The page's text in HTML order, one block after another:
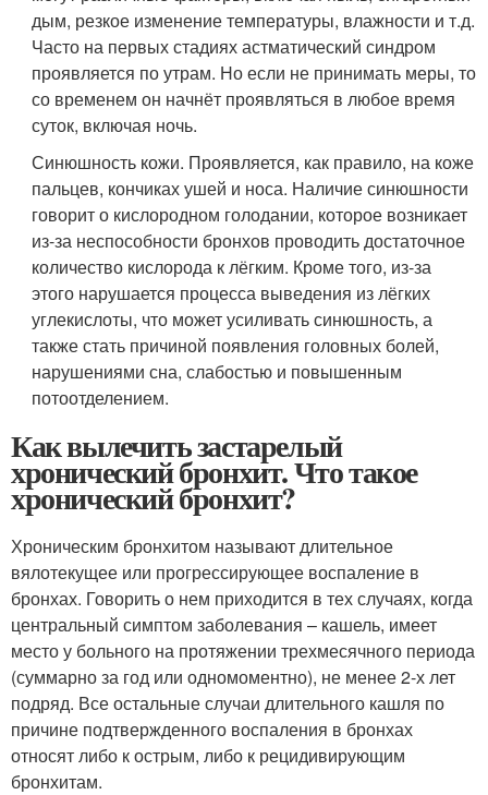
дым, резкое изменение температуры, влажности и т.д.
Часто на первых стадиях астматический синдром
проявляется по утрам. Но если не принимать меры, то
со временем он начнёт проявляться в любое время
суток, включая ночь.
Синюшность кожи. Проявляется, как правило, на коже
пальцев, кончиках ушей и носа. Наличие синюшности
говорит о кислородном голодании, которое возникает
из-за неспособности бронхов проводить достаточное
количество кислорода к лёгким. Кроме того, из-за
этого нарушается процесса выведения из лёгких
углекислоты, что может усиливать синюшность, а
также стать причиной появления головных болей,
нарушениями сна, слабостью и повышенным
потоотделением.
Как вылечить застарелый
хронический бронхит. Что такое
хронический бронхит?
Хроническим бронхитом называют длительное
вялотекущее или прогрессирующее воспаление в
бронхах. Говорить о нем приходится в тех случаях, когда
центральный симптом заболевания – кашель, имеет
место у больного на протяжении трехмесячного периода
(суммарно за год или одномоментно), не менее 2-х лет
подряд. Все остальные случаи длительного кашля по
причине подтвержденного воспаления в бронхах
относят либо к острым, либо к рецидивирующим
бронхитам.